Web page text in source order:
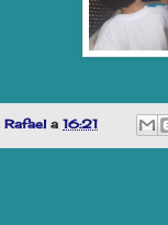
a 16:21